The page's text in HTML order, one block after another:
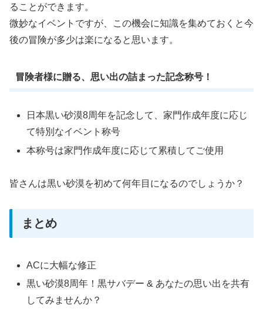
ることができます。
微妙なイベントですが、この機会に知識を集めておくと今
後の冒険が多少は楽になると思います。
冒険者様に贈る、思い出の詰まった記念称号！
日本黒い砂漠8周年を記念して、家門作成年度に応じ
て特別なイベント称号
本称号は家門作成年度に応じて累積してご使用
皆さんは黒い砂漠を初めて何年目になるのでしょうか？
まとめ
ACに大幅な修正
黒い砂漠8周年！黒サバデー & あなたの思い出を共有
してみませんか？